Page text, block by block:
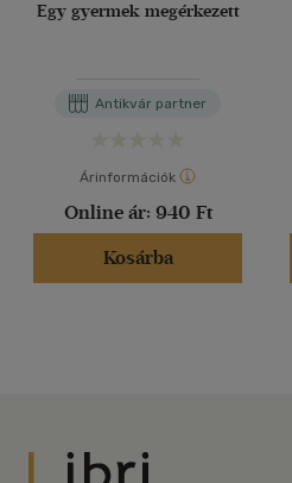
Egy gyermek megérkezett
Antikvár partner
Árinformációk
Online ár: 940 Ft
Kosárba
Libri